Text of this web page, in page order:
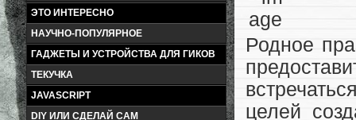
ЭТО ИНТЕРЕСНО
НАУЧНО-ПОПУЛЯРНОЕ
ГАДЖЕТЫ И УСТРОЙСТВА ДЛЯ ГИКОВ
ТЕКУЧКА
JAVASCRIPT
DIY ИЛИ СДЕЛАЙ САМ
Родное
целей